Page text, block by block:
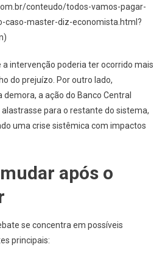
conteudo/todos-vamos-pagar-
caso-master-diz-economista.html?
intervenção poderia ter ocorrido mais
do prejuízo. Por outro lado,
a ação do Banco Central
para o restante do sistema,
uma crise sistêmica com impactos
após o
se concentra em possíveis
principais: